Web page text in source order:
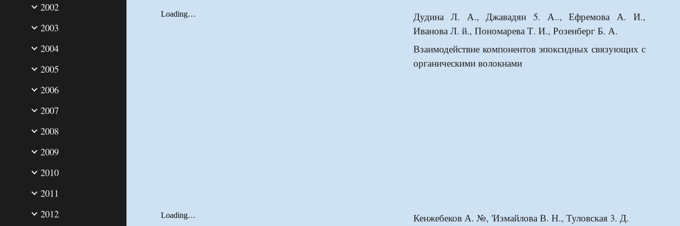
2002
2003
2004
2005
2006
2007
2008
2009
2010
2011
2012
Дудина Л. А., Джавадян 5. А.., Ефремова А. И.,
Иванова Л. й., Пономарева Т. И., Розенберг Б. А.
Взаимодействие компонентов эпоксидных связующих с
органическими волокнами
Кенжебеков А. №, 'Измайлова В. Н., Туловская 3. Д.